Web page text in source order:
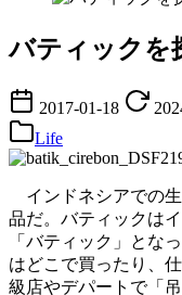
バティックを
2017-01-18
Life
インドネシアでの
品だ。バティックは
「バティック」とな
はどこで買ったり、
級店やデパートで「